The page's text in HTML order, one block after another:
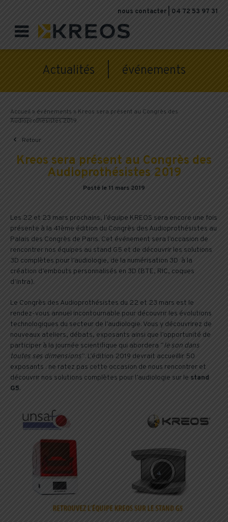
nous contacter 04 72 53 97 31

Actualités | événements
Accueil » événements » Kreos sera présent au Congrès des
Audioprothésistes 2019
 Retour
Kreos sera présent au Congrès des
Audioprothésistes 2019
Posté le 11 mars 2019
Les 22 et 23 mars prochains, l’équipe KREOS sera encore une fois
présente à la 41ème édition du Congrès des Audioprothésistes au
Palais des Congrès de Paris. Cet événement sera l’occasion de
rencontrer nos équipes au stand G5 et de découvrir les solutions
3D complètes pour l’audiologie, de la numérisation 3D à la
création d’embouts personnalisés en 3D (BTE, RIC, coques
d’intra).
Le Congrès des Audioprothésistes du 22 et 23 mars est le
rendez-vous annuel incontournable pour découvrir les évolutions
technologiques du secteur de l’audiologie. Vous y découvrirez de
nouveaux ateliers, débats, exposants ainsi que l’opportunité de
participer à la journée scientifique qui abordera “le son dans
toutes ses dimensions”. L’édition 2019 devrait accueillir 50
exposants : ne ratez pas cette occasion de nous rencontrer et
découvrir nos solutions complètes pour l’audiologie sur le stand
G5.